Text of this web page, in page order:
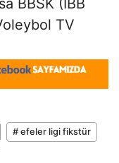
TV
# efeler ligi fikstür